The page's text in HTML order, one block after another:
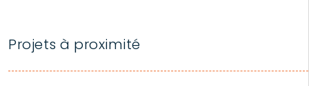
Projets à proximité